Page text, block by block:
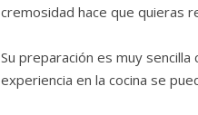
cremosidad hace que quieras
Su preparación es muy
experiencia en la cocina se